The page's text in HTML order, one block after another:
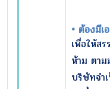
• ต้องมีเ
เพื่อให้ส
ห้าม ตา
บริษัทจำ